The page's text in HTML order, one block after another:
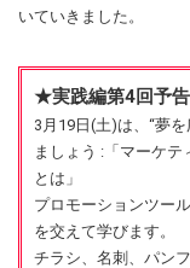
いていきました。
★実践編第4回予
3月19日(土)は、“夢
ましょう :「マーケ
とは」
プロモーションツー
を交えて学びます。
チラシ、名刺、パン